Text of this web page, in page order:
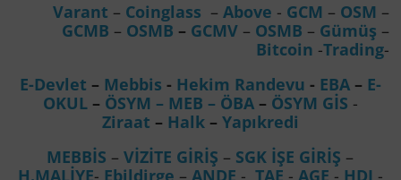
Varant – Coinglass – Above - GCM – OSM –
GCMB – OSMB – GCMV – OSMB – Gümüş –
Bitcoin -Trading-
E-Devlet – Mebbis - Hekim Randevu - EBA– E-
OKUL– ÖSYM – MEB – ÖBA– ÖSYM GİS -
Ziraat – Halk– Yapıkredi
MEBBİS –VİZİTE GİRİŞ – SGK İŞE GİRİŞ –
H.MALİYE- Ebildirge – ANDE - TAE - AGE - HDI -